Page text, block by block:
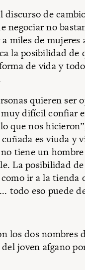
discurso de
negociar no
miles de mujeres
la posibilidad de
de vida y
quieren ser
difícil confiar
que nos
es viuda y
tiene un
La posibilidad
ir a la tienda
todo eso puede
los dos nombres
del joven afgano